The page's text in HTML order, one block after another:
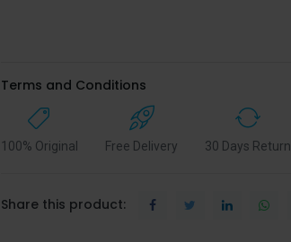
Terms and Conditions
100% Original Free Delivery 30 Days Return
Share this product: